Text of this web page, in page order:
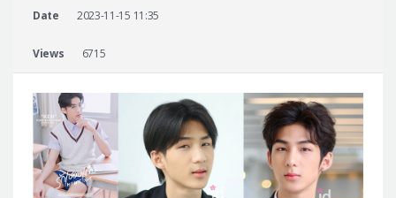
หน้าอก
แผนกผิวหนัง
แผนกศัลยกรรมจุดซ่อนเร้น
เครื่องสำอาง
Date 2023-11-15 11:35
Views 6715